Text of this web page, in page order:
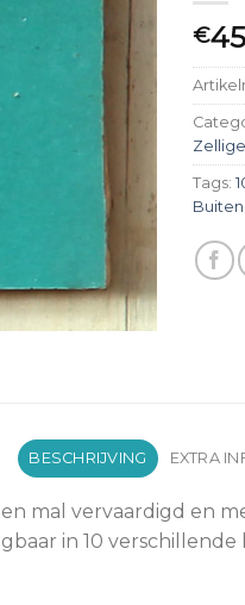
€
Tags:
Buiten
BESCHRIJVING EXTRA
mal vervaardigd en
in 10